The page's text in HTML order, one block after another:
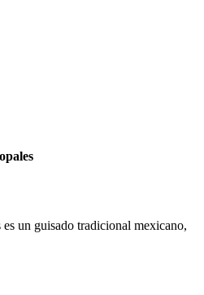
un guisado tradicional mexicano,